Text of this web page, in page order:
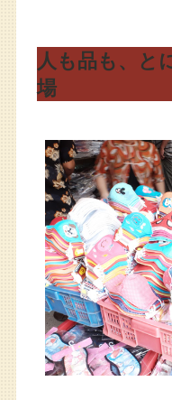
人も品も、と
場